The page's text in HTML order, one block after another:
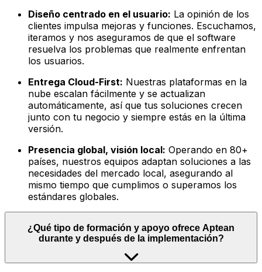
Diseño centrado en el usuario: La opinión de los
clientes impulsa mejoras y funciones. Escuchamos,
iteramos y nos aseguramos de que el software
resuelva los problemas que realmente enfrentan
los usuarios.
Entrega Cloud-First: Nuestras plataformas en la
nube escalan fácilmente y se actualizan
automáticamente, así que tus soluciones crecen
junto con tu negocio y siempre estás en la última
versión.
Presencia global, visión local: Operando en 80+
países, nuestros equipos adaptan soluciones a las
necesidades del mercado local, asegurando al
mismo tiempo que cumplimos o superamos los
estándares globales.
¿Qué tipo de formación y apoyo ofrece Aptean
durante y después de la implementación?